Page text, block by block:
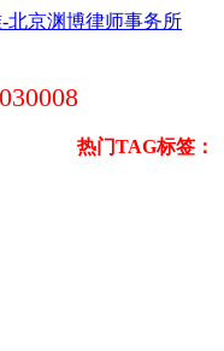
热门TAG标签：